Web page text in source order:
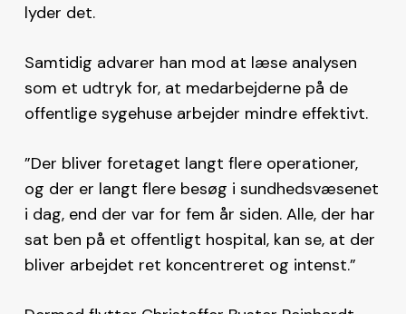
lyder det.
Samtidig advarer han mod at læse analysen
som et udtryk for, at medarbejderne på de
offentlige sygehuse arbejder mindre effektivt.
”Der bliver foretaget langt flere operationer,
og der er langt flere besøg i sundhedsvæsenet
i dag, end der var for fem år siden. Alle, der har
sat ben på et offentligt hospital, kan se, at der
bliver arbejdet ret koncentreret og intenst.”